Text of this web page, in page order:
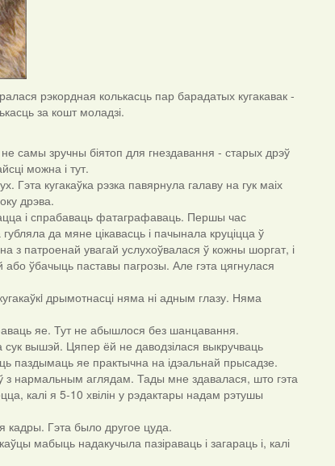
рэкордная колькасць пар барадатых кугакавак -
за кошт моладзі.
самы зручны біятоп для гнездавання - старых дрэў
можна і тут.
Гэта кугакаўка рэзка павярнула галаву на гук маіх
дрэва.
і спрабаваць фатаграфаваць. Першы час
да мяне цікавасць і пачынала круціцца ў
з патроенай увагай услухоўвалася ў кожны шоргат, і
ўбачыць паставы пагрозы. Але гэта цягнулася
дрымотнасці няма ні адным глазу. Няма
яе. Тут не абышлося без шанцавання.
вышэй. Цяпер ёй не даводзілася выкручваць
паздымаць яе практычна на ідэальнай прысадзе.
з нармальным аглядам. Тады мне здавалася, што гэта
калі я 5-10 хвілін у рэдактары надам рэтушы
кадры. Гэта было другое цуда.
мабыць надакучыла пазіраваць і загараць і, калі